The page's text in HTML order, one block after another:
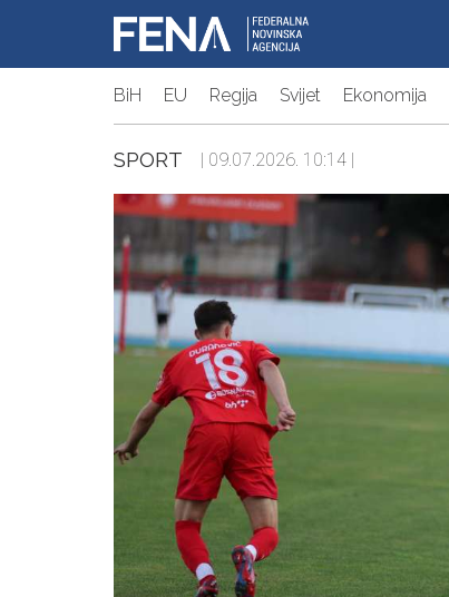
BiH EU Regija Svijet Ekonomija
SPORT | 09.07.2026. 10:14 |